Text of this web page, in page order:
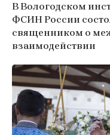
В Вологодском
ФСИН России
священником о
взаимодействии